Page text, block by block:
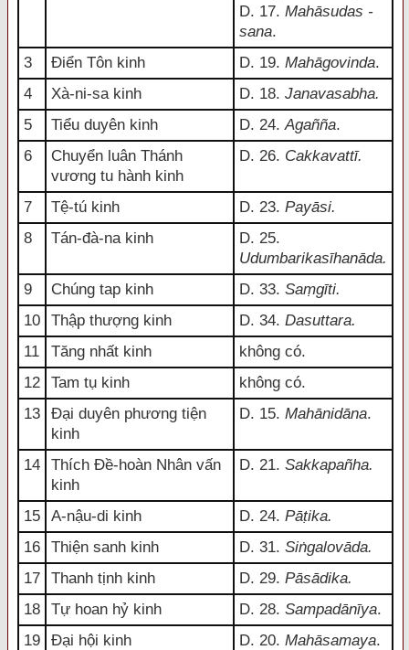
D. 17. Mahāsudas -
sana.
3
Điển Tôn kinh D. 19. Mahāgovinda.
4
Xà-ni-sa kinh D. 18. Janavasabha.
5
Tiểu duyên kinh D. 24.Agañña.
6
Chuyển luân Thánh
vương tu hành kinh
D. 26. Cakkavattī.
7 Tệ-tú kinh D. 23. Payāsi.
8
Tán-đà-na kinh
D. 25.
Udumbarikasīhanāda.
9
Chúng tap kinh D. 33. Saṃgīti.
10
Thập thượng kinh D. 34. Dasuttara.
11
Tăng nhất kinh
không có.
12
Tam tụ kinh
không có.
13
Đại duyên phương tiện
kinh
D. 15. Mahānidāna.
14
Thích Đề-hoàn Nhân vấn
kinh
D. 21. Sakkapañha.
15 A-nậu-di kinh D. 24. Pāṭika.
16
Thiện sanh kinh D. 31. Siṅgalovāda.
17
Thanh tịnh kinh D. 29. Pāsādika.
18
Tự hoan hỷ kinh D. 28. Sampadānīya.
19
Đại hội kinh D. 20. Mahāsamaya.